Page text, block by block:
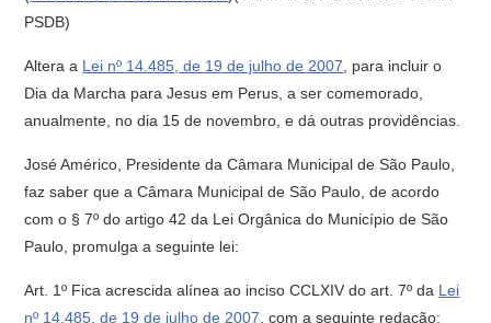
PSDB)
Altera a Lei nº 14.485, de 19 de julho de 2007 , para incluir o
Dia da Marcha para Jesus em Perus, a ser comemorado,
anualmente, no dia 15 de novembro, e dá outras providências.
José Américo, Presidente da Câmara Municipal de São Paulo,
faz saber que a Câmara Municipal de São Paulo, de acordo
com o § 7º do artigo 42 da Lei Orgânica do Município de São
Paulo, promulga a seguinte lei:
Art. 1º Fica acrescida alínea ao inciso CCLXIV do art. 7º da Lei
nº 14.485, de 19 de julho de 2007 , com a seguinte redação: